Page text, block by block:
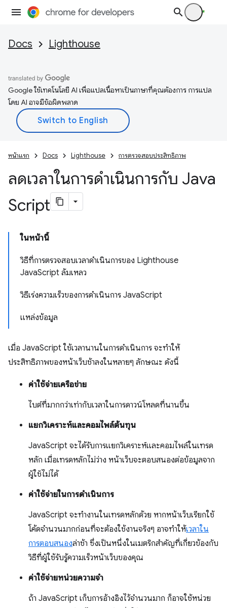
Docs Lighthouse
Google ใช้เทคโนโลยี AI เพื่อแปลเนื้อหาเป็นภาษาที่คุณต้องการ การแปล
โดย AI อาจมีข้อผิดพลาด
หน้าแรก Docs Lighthouse การตรวจสอบประสิทธิภาพ
ลดเวลาในการดำเนินการกับ Java
Script
ในหน้านี้
วิธีที่การตรวจสอบเวลาดำเนินการของ Lighthouse
JavaScript ล้มเหลว
วิธีเร่งความเร็วของการดำเนินการ JavaScript
แหล่งข้อมูล
เมื่อ JavaScript ใช้เวลานานในการดำเนินการ จะทำให้
ประสิทธิภาพของหน้าเว็บช้าลงในหลายๆ ลักษณะ ดังนี้
ค่าใช้จ่ายเครือข่าย
ไบต์ที่มากกว่าเท่ากับเวลาในการดาวน์โหลดที่นานขึ้น
แยกวิเคราะห์และคอมไพล์ต้นทุน
JavaScript จะได้รับการแยกวิเคราะห์และคอมไพล์ในเทรด
หลัก เมื่อเทรดหลักไม่ว่าง หน้าเว็บจะตอบสนองต่อข้อมูลจาก
ผู้ใช้ไม่ได้
ค่าใช้จ่ายในการดําเนินการ
JavaScript จะทำงานในเทรดหลักด้วย หากหน้าเว็บเรียกใช้
โค้ดจำนวนมากก่อนที่จะต้องใช้งานจริงๆ อาจทำให้เวลาใน
การตอบสนองล่าช้า ซึ่งเป็นหนึ่งในเมตริกสำคัญที่เกี่ยวข้องกับ
วิธีที่ผู้ใช้รับรู้ความเร็วหน้าเว็บของคุณ
ค่าใช้จ่ายหน่วยความจำ
ถ้า JavaScript เก็บการอ้างอิงไว้จำนวนมาก ก็อาจใช้หน่วย